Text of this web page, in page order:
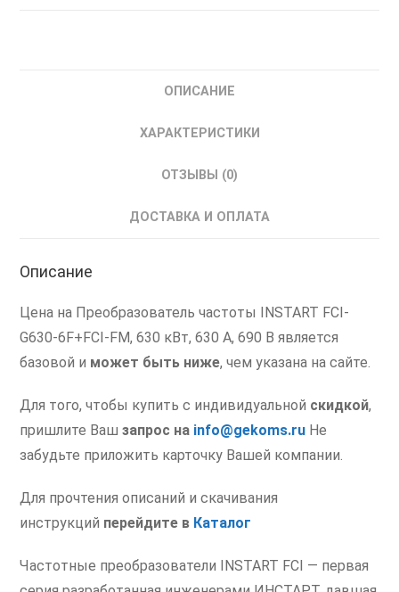
00056634
ОПИСАНИЕ
ХАРАКТЕРИСТИКИ
ОТЗЫВЫ (0)
ДОСТАВКА И ОПЛАТА
Описание
Цена на Преобразователь частоты INSTART FCI-
G630-6F+FCI-FM, 630 кВт, 630 А, 690 В является
базовой и может быть ниже, чем указана на сайте.
Для того, чтобы купить с индивидуальной скидкой,
пришлите Вашзапрос на info@gekoms.ru Не
забудьте приложить карточку Вашей компании.
Для прочтения описаний и скачивания
инструкций перейдите в Каталог
Частотные преобразователи INSTART FCI — первая